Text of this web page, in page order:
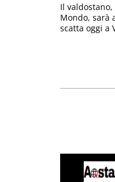
Il
Mondo, sarà
scatta oggi a